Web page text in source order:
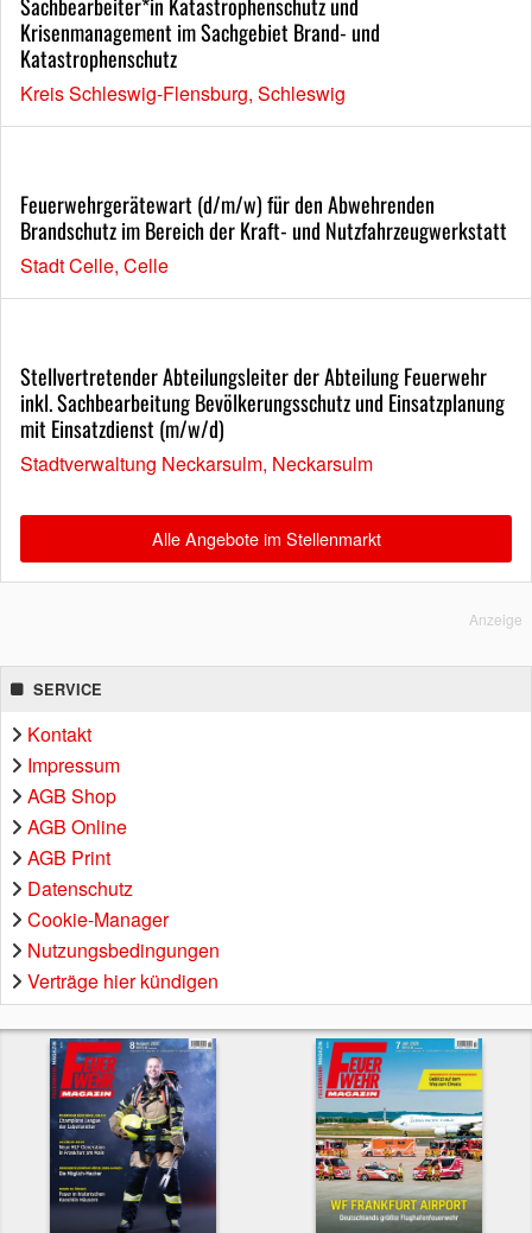
Krisenmanagement im Sachgebiet Brand- und
Katastrophenschutz
Kreis Schleswig-Flensburg, Schleswig
Feuerwehrgerätewart (d/m/w) für den Abwehrenden
Brandschutz im Bereich der Kraft- und Nutzfahrzeugwerkstatt
Stadt Celle, Celle
Stellvertretender Abteilungsleiter der Abteilung Feuerwehr
inkl. Sachbearbeitung Bevölkerungsschutz und Einsatzplanung
mit Einsatzdienst (m/w/d)
Stadtverwaltung Neckarsulm, Neckarsulm
Alle Angebote im Stellenmarkt
Anzeige
SERVICE
Kontakt
Impressum
AGB Shop
AGB Online
AGB Print
Datenschutz
Cookie-Manager
Nutzungsbedingungen
Verträge hier kündigen